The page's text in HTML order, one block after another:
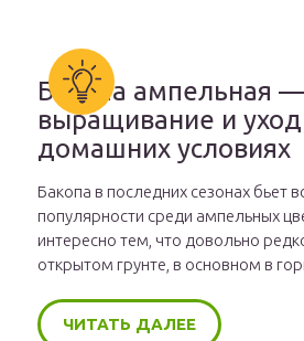
Бакопа ампельная —
выращивание и
домашних условиях
Бакопа в последних сезонах бьет
популярности среди ампельных
интересно тем, что довольно
открытом грунте, в основном в
ЧИТАТЬ ДАЛЕЕ